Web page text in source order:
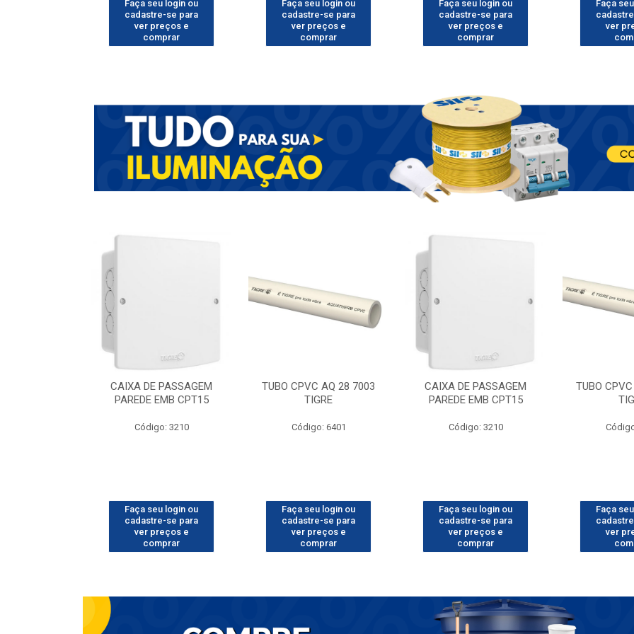
Faça seu login ou
cadastre-se para
ver preços e
comprar
Faça seu login ou
cadastre-se para
ver preços e
comprar
Faça seu login ou
cadastre-se para
ver preços e
comprar
Faça
ver
CAIXA DE PASSAGEM
PAREDE EMB CPT15
Código: 3210
Faça seu login ou
cadastre-se para
ver preços e
comprar
TUBO CPVC AQ 28 7003
TIGRE
Código: 6401
Faça seu login ou
cadastre-se para
ver preços e
comprar
CAIXA DE PASSAGEM
PAREDE EMB CPT15
Código: 3210
Faça seu login ou
cadastre-se para
ver preços e
comprar
TUBO
Faça
ver